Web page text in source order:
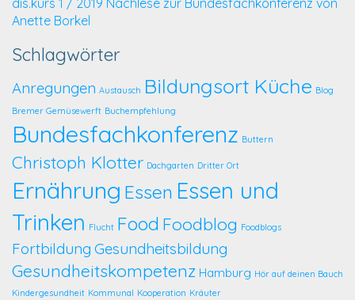
Anette Borkel
Schlagwörter
Anregungen Austausch Bildungsort Küche Blog
Bremer Gemüsewerft Buchempfehlung
Bundesfachkonferenz Buttern
Christoph Klotter Dachgarten Dritter Ort
Ernährung Essen Essen und
Trinken Flucht Food Foodblog Foodblogs
Fortbildung Gesundheitsbildung
Gesundheitskompetenz Hamburg Hör auf deinen Bauch
Kindergesundheit Kommunal Kooperation Kräuter